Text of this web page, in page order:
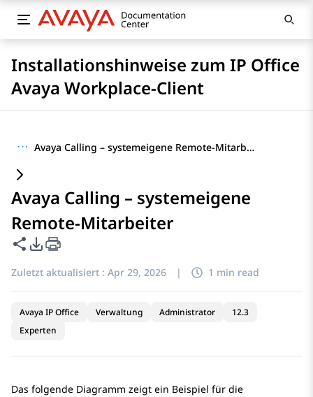
Installationshinweise zum IP Office
Avaya Workplace-Client
··· Avaya Calling – systemeigene Remote-Mitarbeiter
Avaya Calling – systemeigene
Remote-Mitarbeiter
Diese Seite teilen
PDF-Exportoptionen
Zuletzt aktualisiert : Apr 29, 2026 | 1 min read
Avaya IP Office Verwaltung Administrator
12.3
Experten
Das folgende Diagramm zeigt ein Beispiel für die